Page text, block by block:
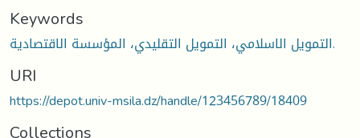
Keywords
التمويل الاسلامي، التمويل التقليدي، المؤسسة الاقتصادية.
URI
https://depot.univ-msila.dz/handle/123456789/18409